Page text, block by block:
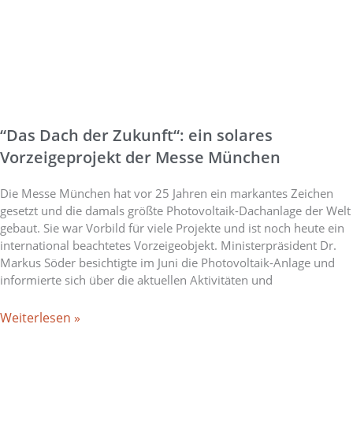
“Das Dach der Zukunft“: ein solares
Vorzeigeprojekt der Messe München
Die Messe München hat vor 25 Jahren ein markantes Zeichen
gesetzt und die damals größte Photovoltaik-Dachanlage der Welt
gebaut. Sie war Vorbild für viele Projekte und ist noch heute ein
international beachtetes Vorzeigeobjekt. Ministerpräsident Dr.
Markus Söder besichtigte im Juni die Photovoltaik-Anlage und
informierte sich über die aktuellen Aktivitäten und
Weiterlesen »